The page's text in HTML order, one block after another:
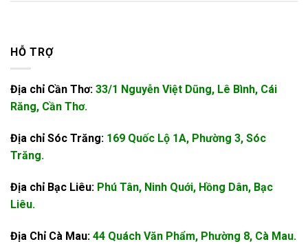
HỖ TRỢ
Địa chỉ Cần Thơ: 33/1 Nguyễn Việt Dũng, Lê Bình, Cái
Răng, Cần Thơ.
Địa chỉ Sóc Trăng: 169 Quốc Lộ 1A, Phường 3, Sóc
Trăng.
Địa chỉ Bạc Liêu: Phú Tân, Ninh Quới, Hồng Dân, Bạc
Liêu.
Địa Chỉ Cà Mau: 44 Quách Văn Phẩm, Phường 8, Cà Mau.